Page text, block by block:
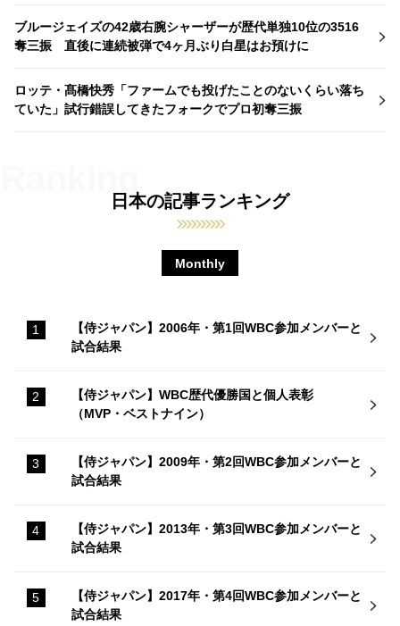
ブルージェイズの42歳右腕シャーザーが歴代単独10位の3516
奪三振 直後に連続被弾で4ヶ月ぶり白星はお預けに
ロッテ・髙橋快秀「ファームでも投げたことのないくらい落ち
ていた」試行錯誤してきたフォークでプロ初奪三振
日本の記事ランキング
Monthly
【侍ジャパン】2006年・第1回WBC参加メンバーと
試合結果
【侍ジャパン】WBC歴代優勝国と個人表彰
（MVP・ベストナイン）
【侍ジャパン】2009年・第2回WBC参加メンバーと
試合結果
【侍ジャパン】2013年・第3回WBC参加メンバーと
試合結果
【侍ジャパン】2017年・第4回WBC参加メンバーと
試合結果